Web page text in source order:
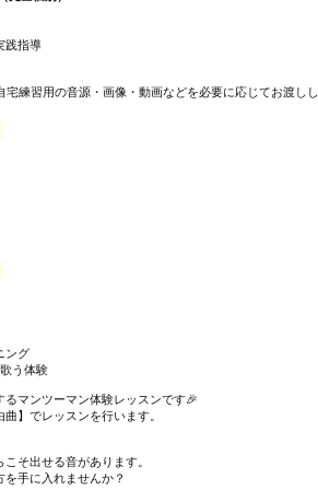
践指導
練習用の音源・画像・動画などを必要に応じてお渡しし
ング
う体験
マンツーマン体験レッスンです🎉
】でレッスンを行います。
そ出せる音があります。
手に入れませんか？